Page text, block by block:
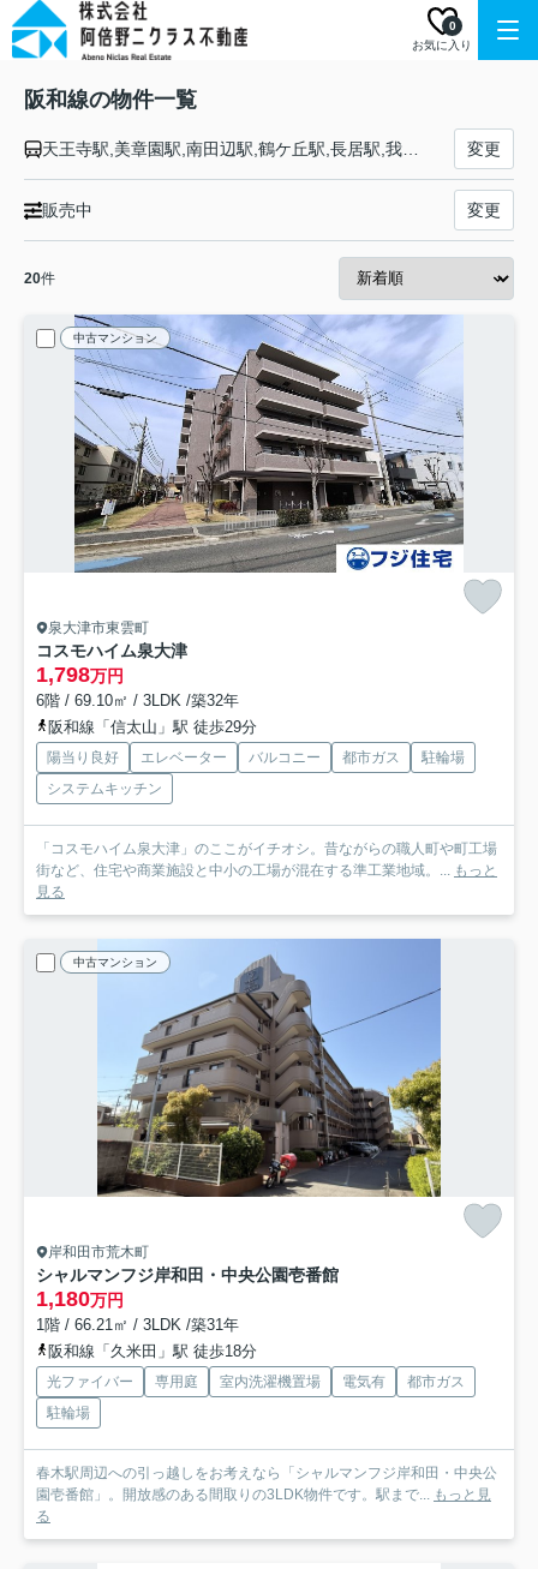
お気に入り
0
阪和線の物件一覧
変更
販売中 変更
20件
中古マンション
泉大津市東雲町
コスモハイム泉大津
1,798万円
6階 / 69.10㎡ / 3LDK /築32年
阪和線「信太山」駅 徒歩29分
陽当り良好 エレベーター バルコニー 都市ガス
駐輪場
システムキッチン
「コスモハイム泉大津」のここがイチオシ。昔ながらの職人町や町工場
街など、住宅や商業施設と中小の工場が混在する準工業地域。... もっと
見る
中古マンション
岸和田市荒木町
シャルマンフジ岸和田・中央公園壱番館
1,180万円
1階 / 66.21㎡ / 3LDK /築31年
阪和線「久米田」駅 徒歩18分
光ファイバー 専用庭 室内洗濯機置場 電気有
都市ガス
駐輪場
春木駅周辺への引っ越しをお考えなら「シャルマンフジ岸和田・中央公
園壱番館」。開放感のある間取りの3LDK物件です。駅まで... もっと見
る